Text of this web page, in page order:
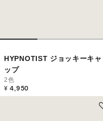
HYPNOTIST ジョッキーキャ
ップ
2色
¥ 4,950